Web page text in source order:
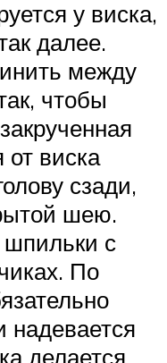
у виска,
далее.
между
чтобы
виска
сзади,
шею.
с
По
надевается
делается